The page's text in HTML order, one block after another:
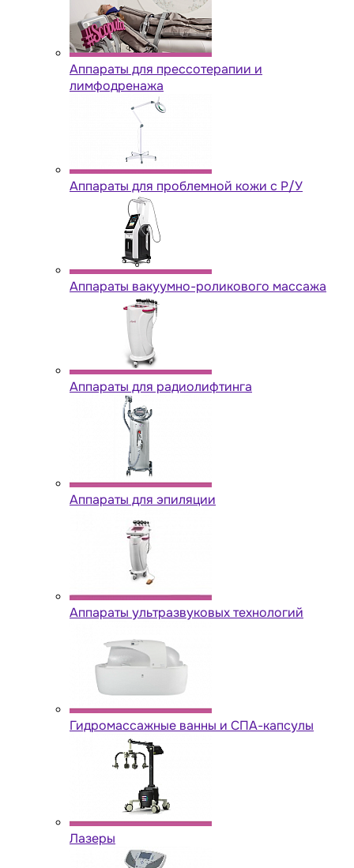
Аппараты для прессотерапии и
лимфодренажа
Аппараты для проблемной кожи с Р/У
Аппараты вакуумно-роликового массажа
Аппараты для радиолифтинга
Аппараты для эпиляции
Аппараты ультразвуковых технологий
Гидромассажные ванны и СПА-капсулы
Лазеры